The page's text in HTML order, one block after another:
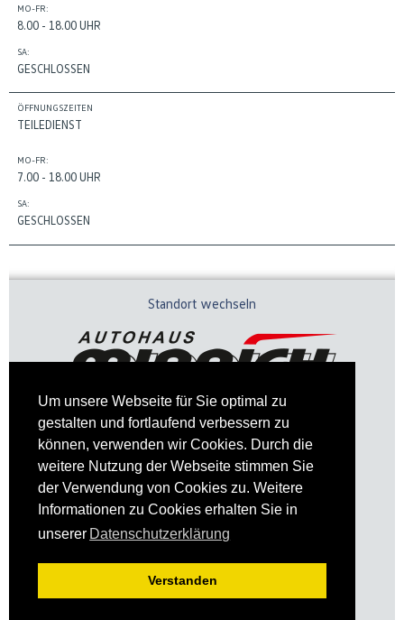
Um unsere Webseite für Sie optimal zu
gestalten und fortlaufend verbessern zu
können, verwenden wir Cookies. Durch die
weitere Nutzung der Webseite stimmen Sie
der Verwendung von Cookies zu. Weitere
Informationen zu Cookies erhalten Sie in
unserer Datenschutzerklärung
Verstanden
MO-FR:
8.00 - 18.00 UHR
SA:
GESCHLOSSEN
ÖFFNUNGSZEITEN
TEILEDIENST
MO-FR:
7.00 - 18.00 UHR
SA:
GESCHLOSSEN
Standort wechseln
Impressum Datenschutz